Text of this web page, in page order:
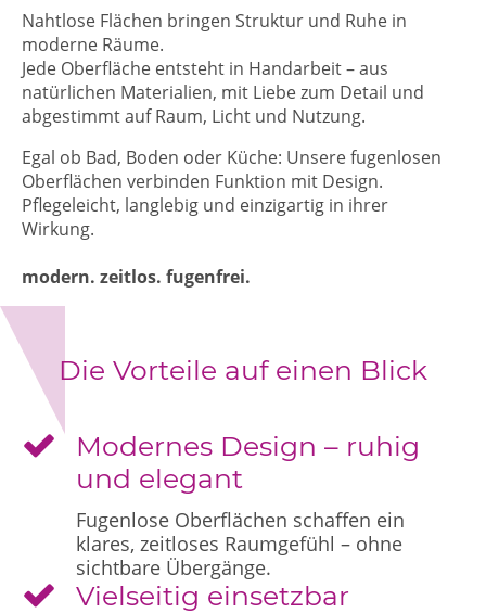
Nahtlose Flächen bringen Struktur und Ruhe in
moderne Räume.
Jede Oberfläche entsteht in Handarbeit – aus
natürlichen Materialien, mit Liebe zum Detail und
abgestimmt auf Raum, Licht und Nutzung.
Egal ob Bad, Boden oder Küche: Unsere fugenlosen
Oberflächen verbinden Funktion mit Design.
Pflegeleicht, langlebig und einzigartig in ihrer
Wirkung.
modern. zeitlos. fugenfrei.
Die Vorteile auf einen Blick
Modernes Design – ruhig
und elegant
Fugenlose Oberflächen schaffen ein
klares, zeitloses Raumgefühl – ohne
sichtbare Übergänge.
Vielseitig einsetzbar